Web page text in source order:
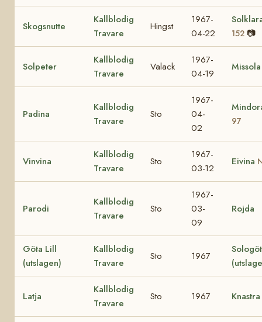
Skogsnutte
Kallblodig
Travare
Hingst
1967-
04-22
152 📷
Solpeter
Kallblodig
Travare
Valack
1967-
04-19
Missola
Padina
Kallblodig
Travare
Sto
1967-
04-
02
97
Vinvina
Kallblodig
Travare
Sto
1967-
03-12
Eivina
Parodi
Kallblodig
Travare
Sto
1967-
03-
09
Rojda
Göta Lill
(utslagen)
Kallblodig
Travare
Sto 1967
Latja
Kallblodig
Travare
Sto 1967 Knastra